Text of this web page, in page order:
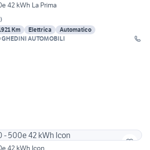
42 kWh La Prima
)
Km Elettrica
Automatico
GHEDINI AUTOMOBILI
42 kWh Icon